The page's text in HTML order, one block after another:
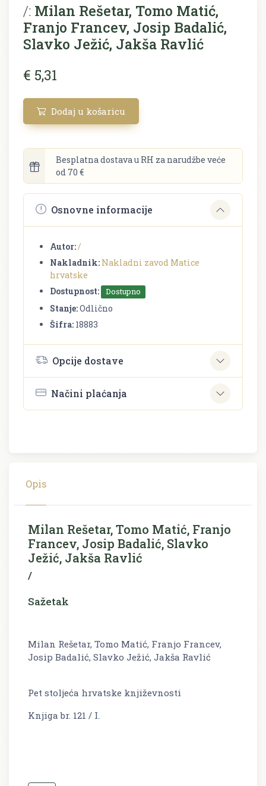
/: Milan Rešetar, Tomo Matić,
Franjo Francev, Josip Badalić,
Slavko Ježić, Jakša Ravlić
€ 5,31
Dodaj u košaricu
Besplatna dostava u RH za narudžbe veće
od 70 €
Osnovne informacije
Autor:/
Nakladnik: Nakladni zavod Matice
hrvatske
Dostupnost:
Dostupno
Stanje:Odlično
Šifra: 18883
Opcije dostave
Načini plaćanja
Opis
Milan Rešetar, Tomo Matić, Franjo
Francev, Josip Badalić, Slavko
Ježić, Jakša Ravlić
/
Sažetak
Milan Rešetar, Tomo Matić, Franjo Francev,
Josip Badalić, Slavko Ježić, Jakša Ravlić
Pet stoljeća hrvatske književnosti
Knjiga br. 121 / I.